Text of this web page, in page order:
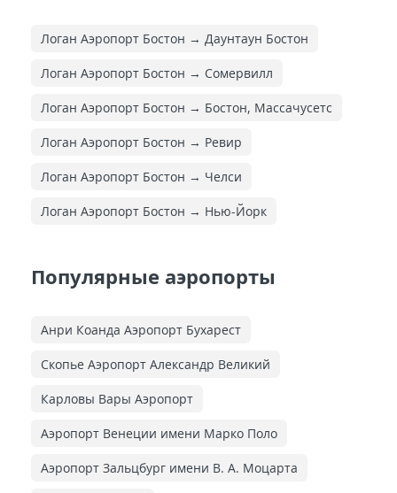
Логан Аэропорт Бостон → Даунтаун Бостон
Логан Аэропорт Бостон → Сомервилл
Логан Аэропорт Бостон → Бостон, Массачусетс
Логан Аэропорт Бостон → Ревир
Логан Аэропорт Бостон → Челси
Логан Аэропорт Бостон → Нью-Йорк
Популярные аэропорты
Анри Коанда Аэропорт Бухарест
Скопье Аэропорт Александр Великий
Карловы Вары Аэропорт
Аэропорт Венеции имени Марко Поло
Аэропорт Зальцбург имени В. А. Моцарта